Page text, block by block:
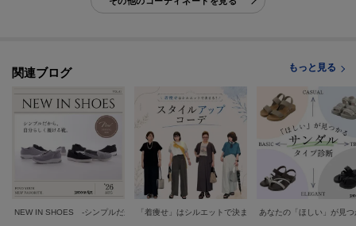
[お気に入り登録とは？]
[おすすめPOINT]
お得な情報をGETできます！！
再入荷通知や、値下げ情報・在庫状況をメルマガにてお知らせ。
POINT.2
マイページでお気に入り一覧をチェックでき、
関連ブログ もっと見る
NEW IN SHOES -シンプルだから、自分らしく履ける靴-「着痩せ」はシルエットで決まる！スタイルアップコーデ
あなたの「ほしい」が見